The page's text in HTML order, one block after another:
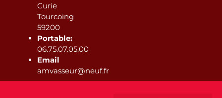
Curie
Tourcoing
59200
Portable:
06.75.07.05.00
Email
amvasseur@neuf.fr